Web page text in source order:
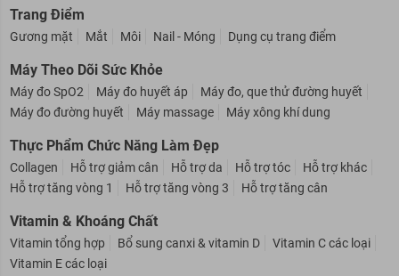
Trang Điểm
Gương mặt Mắt Môi Nail - Móng Dụng cụ trang điểm
Máy Theo Dõi Sức Khỏe
Máy đo SpO2 Máy đo huyết áp
Máy đo, que thử đường huyết
Máy đo đường huyết
Máy massage Máy xông khí dung
Thực Phẩm Chức Năng Làm Đẹp
Collagen Hỗ trợ giảm cân Hỗ trợ da Hỗ trợ tóc
Hỗ trợ khác
Hỗ trợ tăng vòng 1
Hỗ trợ tăng vòng 3 Hỗ trợ tăng cân
Vitamin & Khoáng Chất
Vitamin tổng hợp Bổ sung canxi & vitamin D
Vitamin C các loại
Vitamin E các loại